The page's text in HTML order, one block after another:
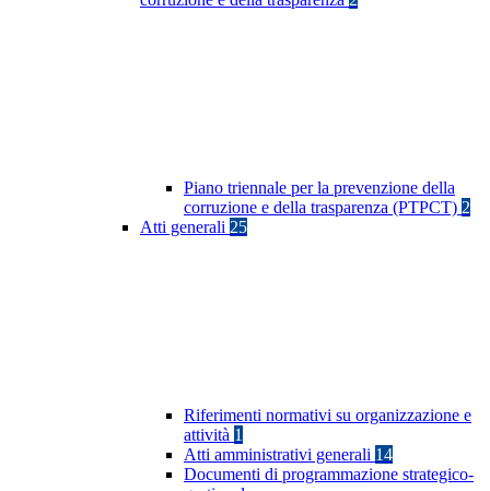
Piano triennale per la prevenzione della
corruzione e della trasparenza (PTPCT) 2
Atti generali 25
Riferimenti normativi su organizzazione e
attività 1
Atti amministrativi generali 14
Documenti di programmazione strategico-